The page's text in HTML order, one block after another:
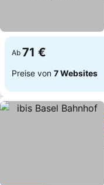
Ab 71 €
Preise von 7 Websites